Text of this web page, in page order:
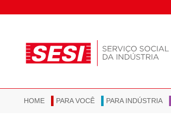
HOME PARA VOCÊ PARA INDÚSTRIA